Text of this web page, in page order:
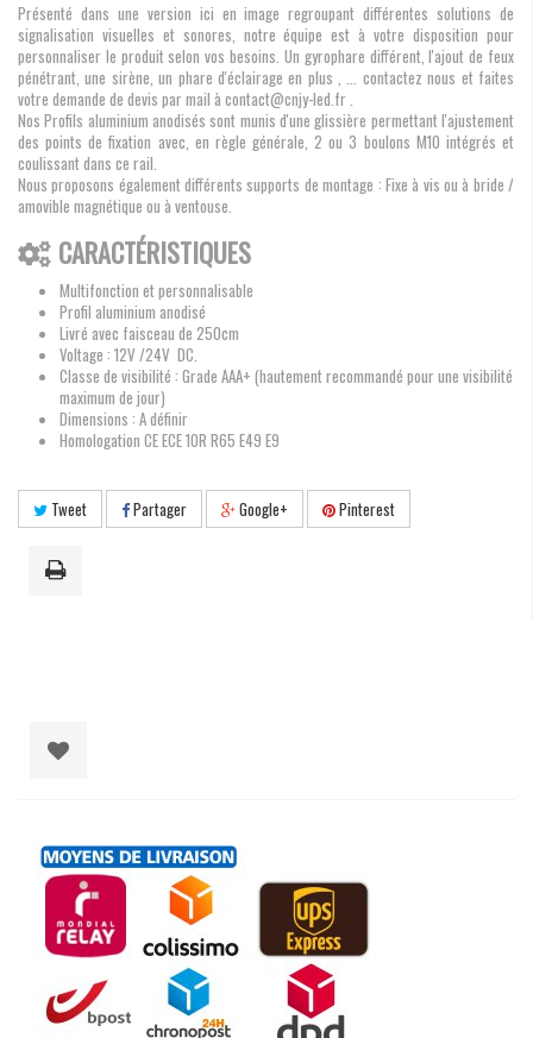
Présenté dans une version ici en image regroupant différentes solutions de
signalisation visuelles et sonores, notre équipe est à votre disposition pour
personnaliser le produit selon vos besoins. Un gyrophare différent, l'ajout de feux
pénétrant, une sirène, un phare d'éclairage en plus , ... contactez nous et faites
votre demande de devis par mail à contact@cnjy-led.fr .
Nos Profils aluminium anodisés sont munis d'une glissière permettant l'ajustement
des points de fixation avec, en règle générale, 2 ou 3 boulons M10 intégrés et
coulissant dans ce rail.
Nous proposons également différents supports de montage : Fixe à vis ou à bride /
amovible magnétique ou à ventouse.
CARACTÉRISTIQUES
Multifonction et personnalisable
Profil aluminium anodisé
Livré avec faisceau de 250cm
Voltage : 12V /24V DC.
Classe de visibilité : Grade AAA+ (hautement recommandé pour une visibilité
maximum de jour)
Dimensions : A définir
Homologation CE ECE 10R R65 E49 E9
Tweet Partager Google+ Pinterest